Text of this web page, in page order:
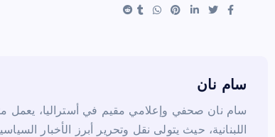
b
k
t
سام نان
سام نان صحفي وإعلامي مقيم في أستراليا، يعمل
اللبنانية، حيث يتولى نقل وتحرير أبرز الأخبار